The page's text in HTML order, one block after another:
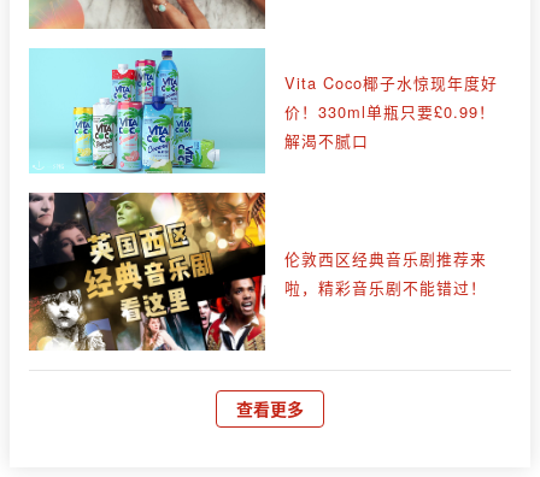
Vita Coco椰子水惊现年度好
价！330ml单瓶只要£0.99！
解渴不腻口
伦敦西区经典音乐剧推荐来
啦，精彩音乐剧不能错过！
查看更多